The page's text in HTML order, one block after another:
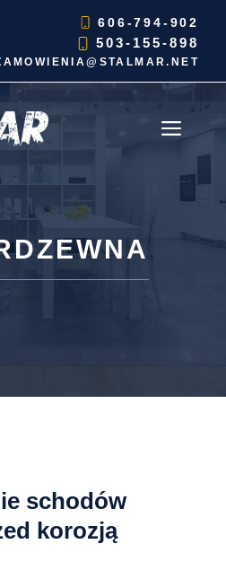
606-794-902
503-155-898
schodów
korozją